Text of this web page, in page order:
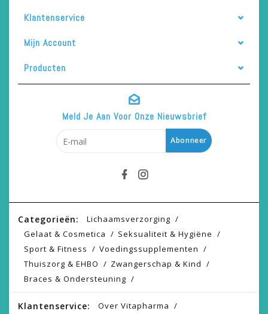
Klantenservice
Mijn Account
Producten
Meld Je Aan Voor Onze Nieuwsbrief
Abonneer
Categorieën:
Lichaamsverzorging
Gelaat & Cosmetica
Seksualiteit & Hygiëne
Sport & Fitness
Voedingssupplementen
Thuiszorg & EHBO
Zwangerschap & Kind
Braces & Ondersteuning
Klantenservice: Over Vitapharma